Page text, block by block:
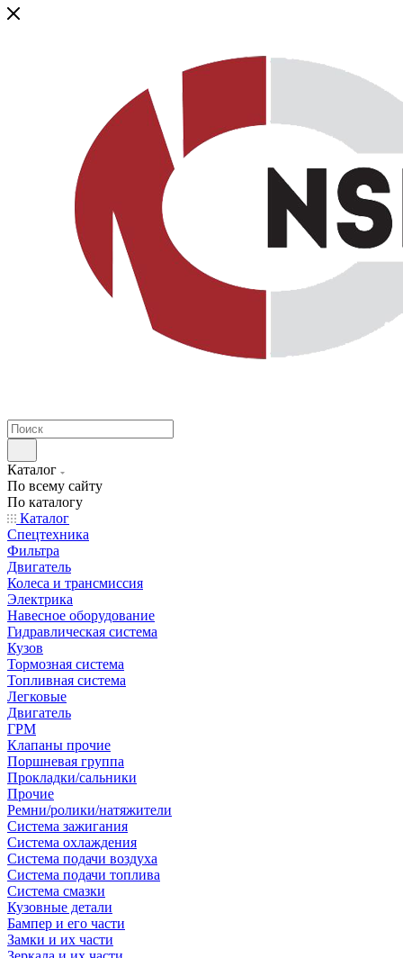
Каталог
По всему сайту
По каталогу
Каталог
Спецтехника
Фильтра
Двигатель
Колеса и трансмиссия
Электрика
Навесное оборудование
Гидравлическая система
Кузов
Тормозная система
Топливная система
Легковые
Двигатель
ГРМ
Клапаны прочие
Поршневая группа
Прокладки/сальники
Прочие
Ремни/ролики/натяжители
Система зажигания
Система охлаждения
Система подачи воздуха
Система подачи топлива
Система смазки
Кузовные детали
Бампер и его части
Замки и их части